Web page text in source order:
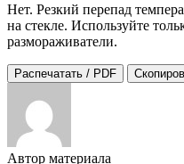
Нет. Резкий перепад
на стекле. Используйте
размораживатели.
Распечатать / PDF
Автор материала